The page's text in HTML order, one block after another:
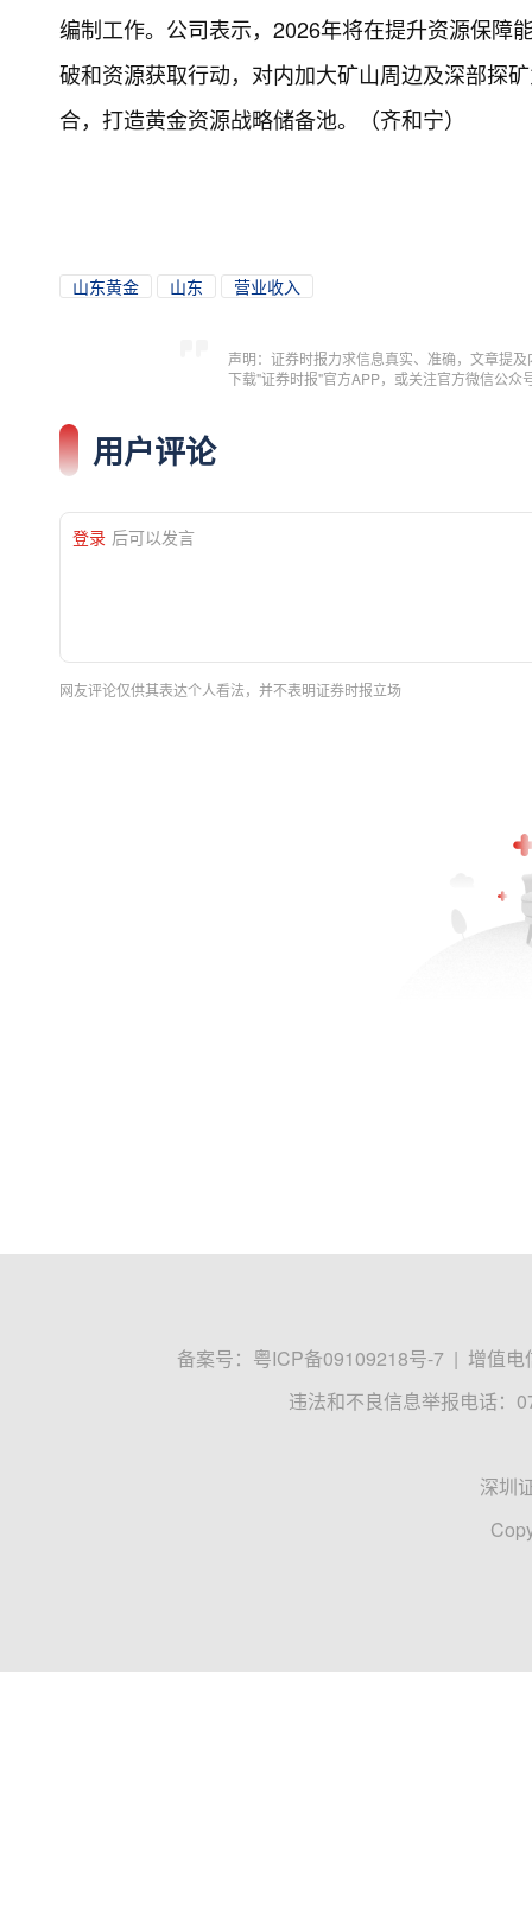
编制工作。公司表示，2026年将在提升资源保障
破和资源获取行动，对内加大矿山周边及深部探
合，打造黄金资源战略储备池。（齐和宁）
山东黄金 山东 营业收入
声明：证券时报力求信息真实、准确，文章提
下载"证券时报"官方APP，或关注官方微信公
用户评论
登录 后可以发言
网友评论仅供其表达个人看法，并不表明证券时报立场
备案号： 粤ICP备09109218号-7 | 增值电
违法和不良信息举报电话：
深圳